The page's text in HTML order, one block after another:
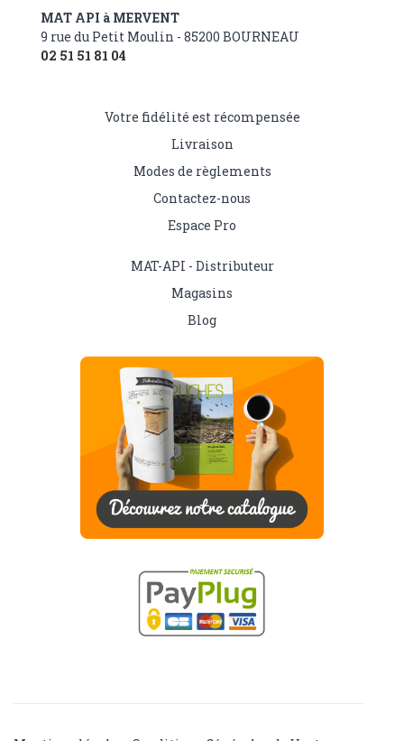
MAT API à MERVENT
9 rue du Petit Moulin - 85200 BOURNEAU
02 51 51 81 04
Votre fidélité est récompensée
Livraison
Modes de règlements
Contactez-nous
Espace Pro
MAT-API - Distributeur
Magasins
Blog